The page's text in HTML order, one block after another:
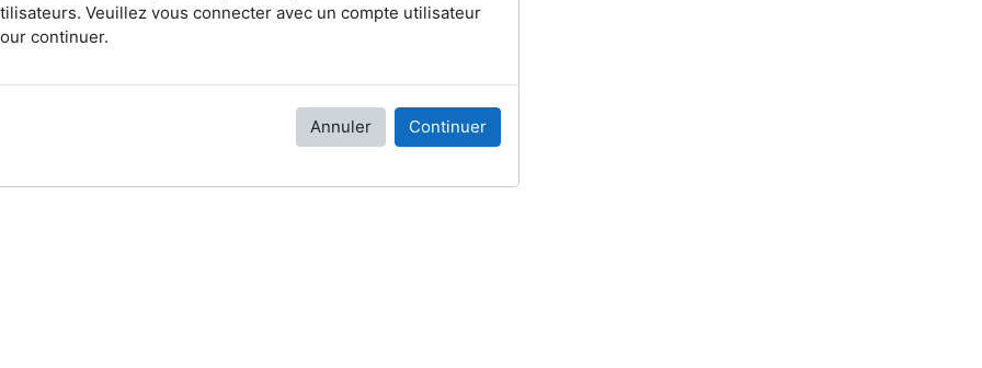
Veuillez vous connecter avec un compte utilisateur
continuer.
Annuler Continuer